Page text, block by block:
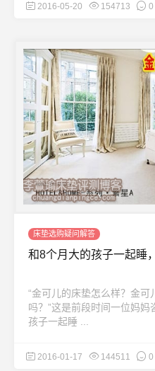
2016-05-20 154713 0
床垫选购疑问解答
和8个月大的孩子一起睡
“金可儿的床垫怎么样？金
吗？”这是前段时间一位妈
孩子一起睡 ...
2016-01-17 144511 0